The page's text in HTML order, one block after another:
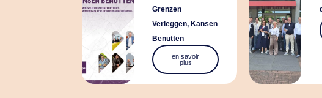
Grenzen
Verleggen, Kansen
Benutten
en savoir
plus